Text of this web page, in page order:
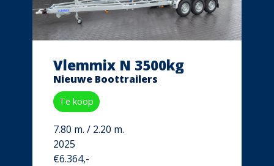
Vlemmix N 3500kg
Nieuwe Boottrailers
Te koop
7.80 m. / 2.20 m.
2025
€6.364,-